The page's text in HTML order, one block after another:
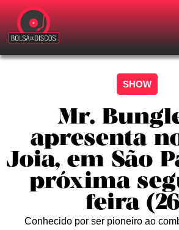
SHOW
Mr.
apresenta
Joia, em São
próxima
feira
Conhecido por ser pioneiro ao